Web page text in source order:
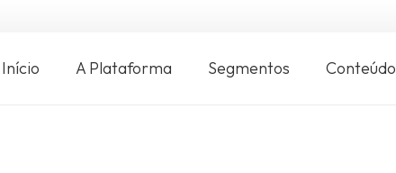
Início A Plataforma Segmentos Conteúdo